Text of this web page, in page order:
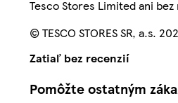
Tesco Stores Limited ani
© TESCO STORES SR, a.s.
Zatiaľ bez recenzií
Pomôžte ostatným